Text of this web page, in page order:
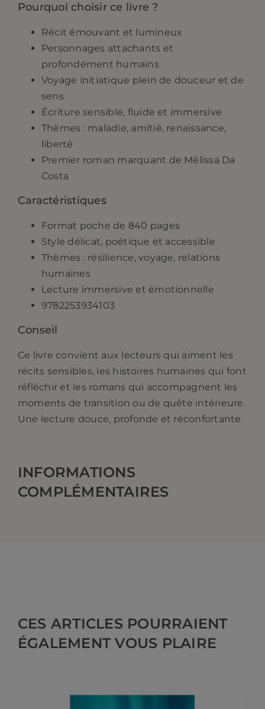
Pourquoi choisir ce livre ?
Récit émouvant et lumineux
Personnages attachants et
profondément humains
Voyage initiatique plein de douceur et de
sens
Écriture sensible, fluide et immersive
Thèmes : maladie, amitié, renaissance,
liberté
Premier roman marquant de Mélissa Da
Costa
Caractéristiques
Format poche de 840 pages
Style délicat, poétique et accessible
Thèmes : résilience, voyage, relations
humaines
Lecture immersive et émotionnelle
9782253934103
Conseil
Ce livre convient aux lecteurs qui aiment les
récits sensibles, les histoires humaines qui font
réfléchir et les romans qui accompagnent les
moments de transition ou de quête intérieure.
Une lecture douce, profonde et réconfortante.
INFORMATIONS
COMPLÉMENTAIRES
CES ARTICLES POURRAIENT
ÉGALEMENT VOUS PLAIRE